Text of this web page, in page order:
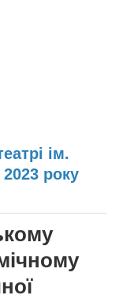
ім.
року